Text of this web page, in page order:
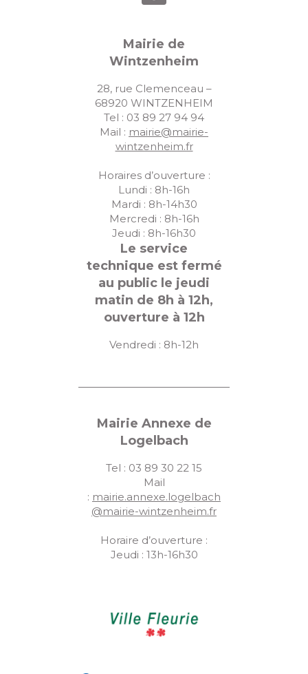
Mairie de
Wintzenheim
28, rue Clemenceau –
68920 WINTZENHEIM
Tel : 03 89 27 94 94
Mail : mairie@mairie-
wintzenheim.fr
Horaires d’ouverture :
Lundi : 8h-16h
Mardi : 8h-14h30
Mercredi : 8h-16h
Jeudi : 8h-16h30
Le service
technique est fermé
au public le jeudi
matin de 8h à 12h,
ouverture à 12h
Vendredi : 8h-12h
Mairie Annexe de
Logelbach
Tel : 03 89 30 22 15
Mail
: mairie.annexe.logelbach
@mairie-wintzenheim.fr
Horaire d’ouverture :
Jeudi : 13h-16h30